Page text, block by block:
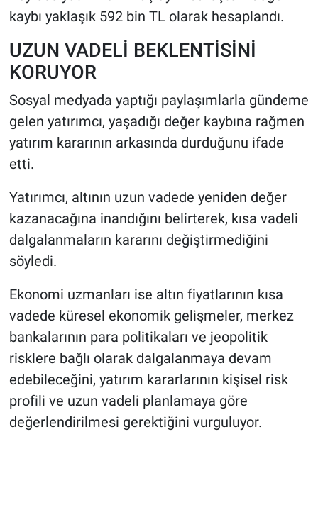
kaybı yaklaşık 592 bin TL olarak hesaplandı.
UZUN VADELİ BEKLENTİSİNİ
KORUYOR
Sosyal medyada yaptığı paylaşımlarla gündeme
gelen yatırımcı, yaşadığı değer kaybına rağmen
yatırım kararının arkasında durduğunu ifade
etti.
Yatırımcı, altının uzun vadede yeniden değer
kazanacağına inandığını belirterek, kısa vadeli
dalgalanmaların kararını değiştirmediğini
söyledi.
Ekonomi uzmanları ise altın fiyatlarının kısa
vadede küresel ekonomik gelişmeler, merkez
bankalarının para politikaları ve jeopolitik
risklere bağlı olarak dalgalanmaya devam
edebileceğini, yatırım kararlarının kişisel risk
profili ve uzun vadeli planlamaya göre
değerlendirilmesi gerektiğini vurguluyor.